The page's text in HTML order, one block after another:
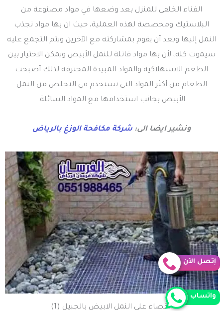
الفناء الخلفي للمنزل بعد وضعها في مواد مصنوعة من
البلاستيك ومخصصة لهذه العملية، حيث ان بها مواد تجذب
النمل إليها وبعد أن يقوم بمشاركته مع الآخرين ويتم التجمع عليه
سيموت كله، لأن بها مواد قاتلة للنمل الأبيض ويمكن الاختيار بين
الطعم الاستهلاكية والمواد المبيدة المحترفة لذلك أصبحت
الطعام من أكثر المواد التي تستخدم في التخلص من النمل
الأبيض بجانب استخدامها مع المواد السائلة.
ونشير ايضا الى:شركة مكافحة الوزغ بالرياض
القضاء على النمل الابيض بالجبيل (1)
إتصل الآن
واتساب